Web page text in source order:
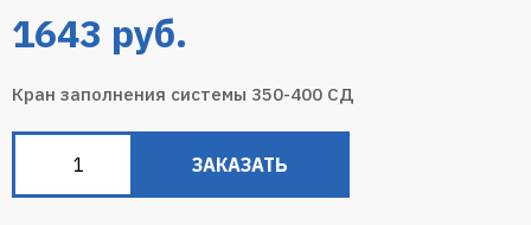
1643 руб.
Кран заполнения системы 350-400 СД
ЗАКАЗАТЬ